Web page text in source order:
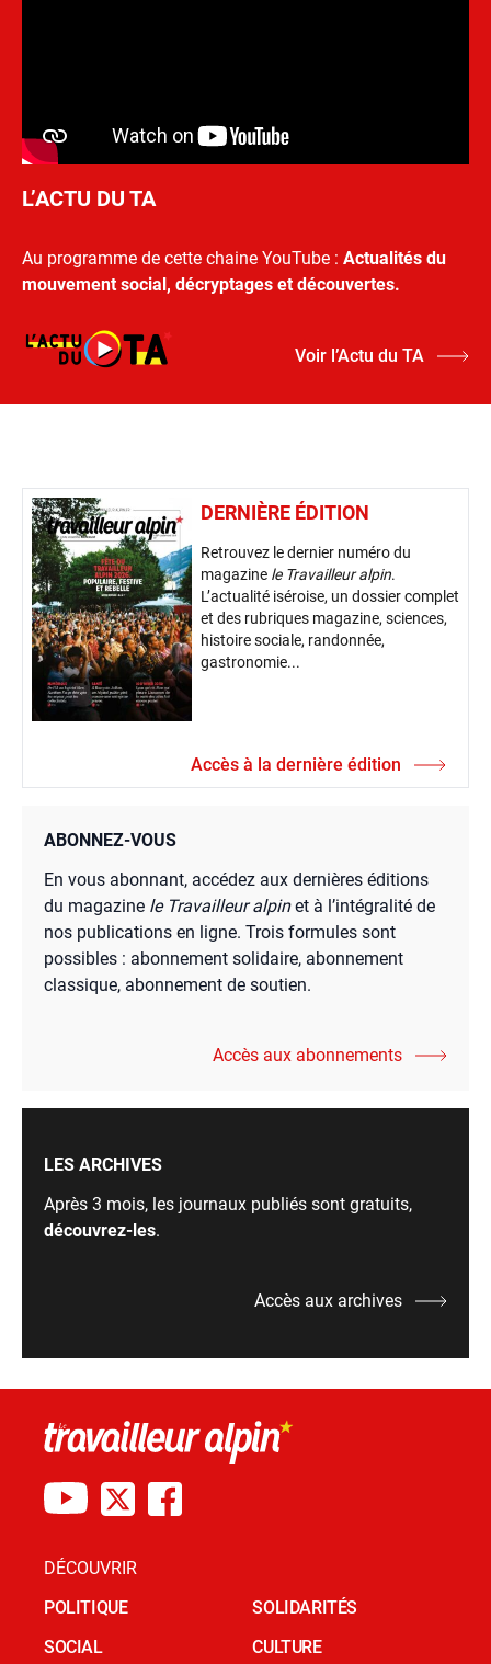
L’ACTU DU TA
Au programme de cette chaine YouTube : Actualités du
mouvement social, décryptages et découvertes.
Voir l’Actu du TA
DERNIÈRE ÉDITION
Retrouvez le dernier numéro du
magazine le Travailleur alpin.
L’actualité iséroise, un dossier complet
et des rubriques magazine, sciences,
histoire sociale, randonnée,
gastronomie...
Accès à la dernière édition
ABONNEZ-VOUS
En vous abonnant, accédez aux dernières éditions
du magazine le Travailleur alpinet à l’intégralité de
nos publications en ligne. Trois formules sont
possibles : abonnement solidaire, abonnement
classique, abonnement de soutien.
Accès aux abonnements
LES ARCHIVES
Après 3 mois, les journaux publiés sont gratuits,
découvrez-les.
Accès aux archives
DÉCOUVRIR
POLITIQUE
SOCIAL
SOLIDARITÉS
CULTURE